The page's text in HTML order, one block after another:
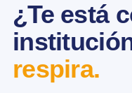
¿Te está
respira.